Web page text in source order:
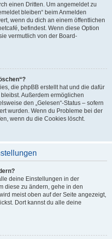
einen Dritten. Um angemeldet zu
bleiben“ beim Anmelden
wenn du dich an einem öffentlichen
befindest. Wenn diese Option
vermutlich von der Board-
die phpBB erstellt hat und die dafür
Außerdem ermöglichen
den „Gelesen“-Status – sofern
wurden. Wenn du Probleme bei der
wenn du die Cookies löscht.
deine Einstellungen in der
diese zu ändern, gehe in den
meist oben auf der Seite angezeigt,
Dort kannst du alle deine